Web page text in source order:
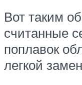
Вот таким
считанные
поплавок
легкой